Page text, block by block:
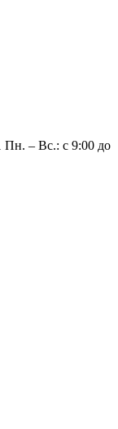
Пн. – Вс.: с 9:00 до